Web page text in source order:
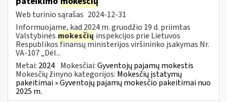
Web turinio sąrašas 2024-12-31
Informuojame, kad 2024 m. gruodžio 19 d. priimtas
Valstybinės mokesčių inspekcijos prie Lietuvos
Respublikos finansų ministerijos viršininko įsakymas Nr.
VA-107 „Dėl...
Metai: 2024 Mokesčiai:Gyventojų pajamų mokestis
Mokesčių žinyno kategorijos: Mokesčių įstatymų
pakeitimai » Gyventojų pajamų mokesčio pakeitimai nuo
2025 m.